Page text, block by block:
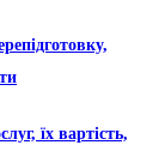
їх вартість,